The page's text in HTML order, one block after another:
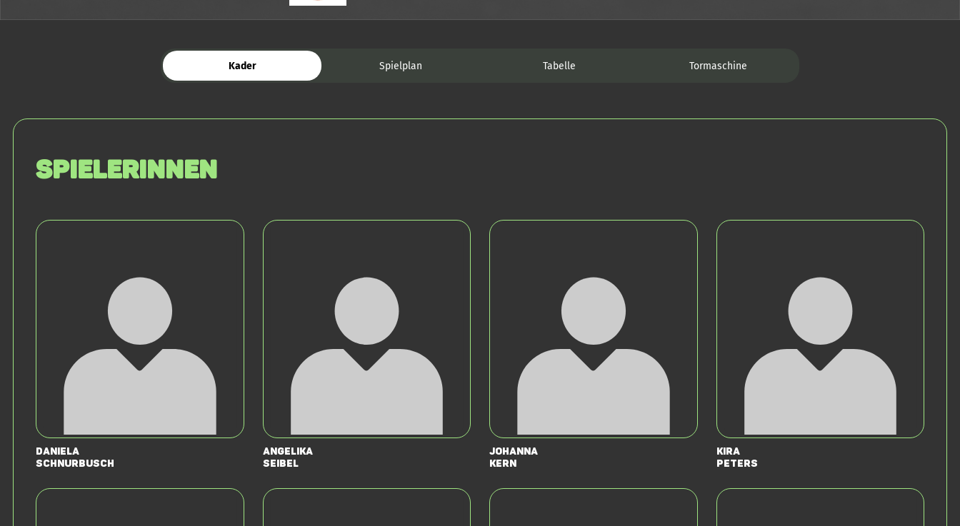
Kader Spielplan Tabelle Tormaschine
SPIELERINNEN
Daniela
Schnurbusch
Angelika
Seibel
Johanna
Kern
Kira
Peters